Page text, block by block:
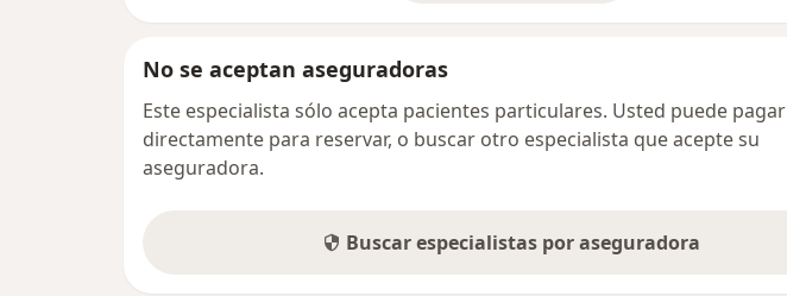
No se aceptan aseguradoras
Este especialista sólo acepta pacientes particulares. Usted puede pagar
directamente para reservar, o buscar otro especialista que acepte su
aseguradora.
Buscar especialistas por aseguradora